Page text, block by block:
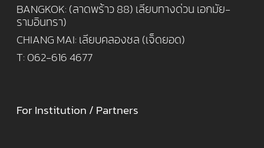
BANGKOK: (ลาดพร้าว 88) เลียบทางด่วน เอกมัย-
รามอินทรา)
CHIANG MAI: เลียบคลองชล (เจ็ดยอด)
T: 062-616 4677
For Institution / Partners